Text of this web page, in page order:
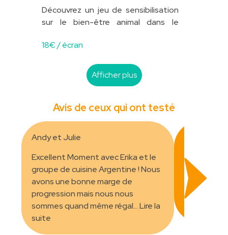
Découvrez un jeu de sensibilisation
sur le bien-être animal dans le
18€ / écran
Afficher plus
Avis de ceux qui ont testé
Andy et Julie
Excellent Moment avec Erika et le
groupe de cuisine Argentine ! Nous
avons une bonne marge de
progression mais nous nous
sommes quand même régal...Lire la
suite
J'ai passé
relaxation.
coach
J'aime